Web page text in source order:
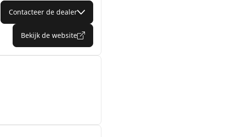
Contacteer de dealer
Bekijk de website